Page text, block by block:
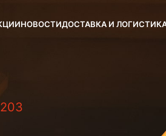
НОВОСТИДОСТАВКА И
03